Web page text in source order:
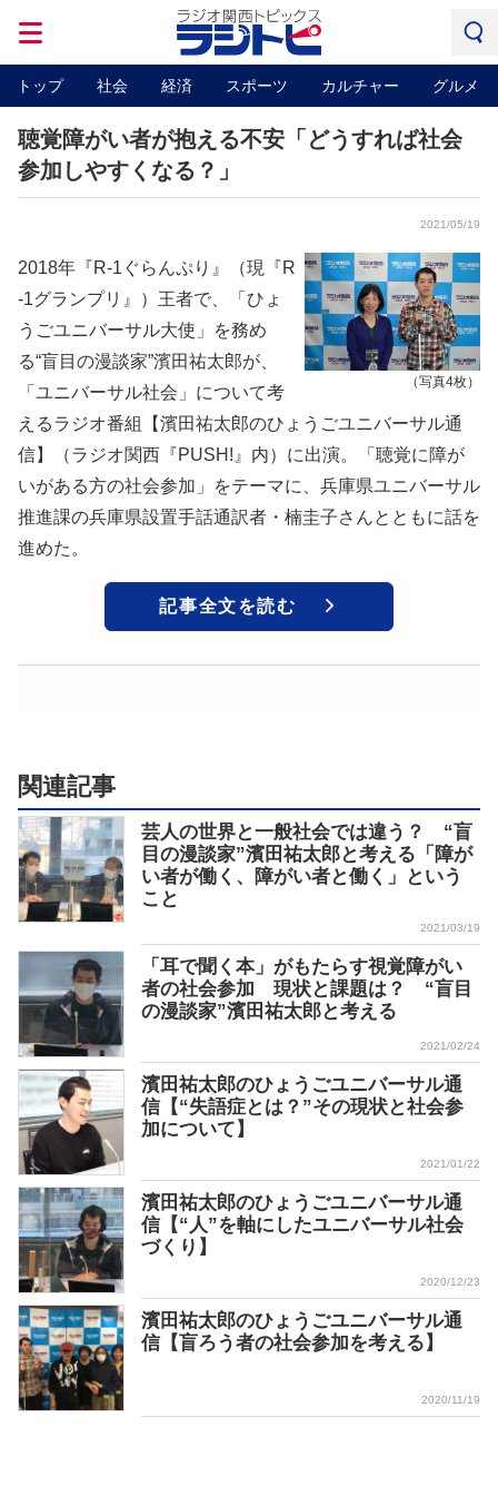
トップ 社会 経済 スポーツ カルチャー グルメ
聴覚障がい者が抱える不安「どうすれば社会
参加しやすくなる？」
2021/05/19
（写真4枚）
2018年『R-1ぐらんぷり』（現『R
-1グランプリ』）王者で、「ひょ
うごユニバーサル大使」を務め
る“盲目の漫談家”濱田祐太郎が、
「ユニバーサル社会」について考
えるラジオ番組【濱田祐太郎のひょうごユニバーサル通
信】（ラジオ関西『PUSH!』内）に出演。「聴覚に障が
いがある方の社会参加」をテーマに、兵庫県ユニバーサル
推進課の兵庫県設置手話通訳者・楠圭子さんとともに話を
進めた。
記事全文を読む
関連記事
芸人の世界と一般社会では違う？ “盲
目の漫談家”濱田祐太郎と考える「障が
い者が働く、障がい者と働く」という
こと
2021/03/19
「耳で聞く本」がもたらす視覚障がい
者の社会参加 現状と課題は？ “盲目
の漫談家”濱田祐太郎と考える
2021/02/24
濱田祐太郎のひょうごユニバーサル通
信【“失語症とは？”その現状と社会参
加について】
2021/01/22
濱田祐太郎のひょうごユニバーサル通
信【“人”を軸にしたユニバーサル社会
づくり】
2020/12/23
濱田祐太郎のひょうごユニバーサル通
信【盲ろう者の社会参加を考える】
2020/11/19